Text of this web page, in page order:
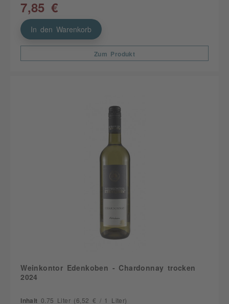
7,85 €
In den Warenkorb
Zum Produkt
Weinkontor Edenkoben - Chardonnay trocken
2024
Inhalt 0.75 Liter (6,52 € / 1 Liter)